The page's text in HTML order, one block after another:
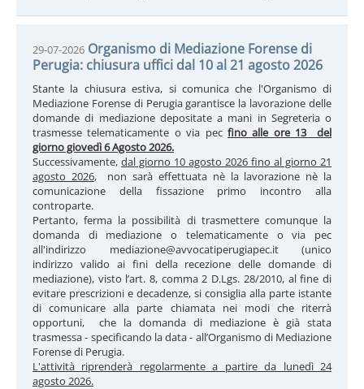
29-07-2026 Organismo di Mediazione Forense di
Perugia: chiusura uffici dal 10 al 21 agosto 2026
Stante la chiusura estiva, si comunica che l'Organismo di
Mediazione Forense di Perugia garantisce la lavorazione delle
domande di mediazione depositate a mani in Segreteria o
trasmesse telematicamente o via pec fino alle ore 13 del
giorno giovedì 6 Agosto 2026.
Successivamente, dal giorno 10 agosto 2026 fino al giorno 21
agosto 2026, non sarà effettuata nè la lavorazione nè la
comunicazione della fissazione primo incontro alla
controparte.
Pertanto, ferma la possibilità di trasmettere comunque la
domanda di mediazione o telematicamente o via pec
all'indirizzo mediazione@avvocatiperugiapec.it (unico
indirizzo valido ai fini della recezione delle domande di
mediazione), visto l’art. 8, comma 2 D.Lgs. 28/2010, al fine di
evitare prescrizioni e decadenze, si consiglia alla parte istante
di comunicare alla parte chiamata nei modi che riterrà
opportuni, che la domanda di mediazione è già stata
trasmessa - specificando la data - all’Organismo di Mediazione
Forense di Perugia.
L'attività riprenderà regolarmente a partire da lunedì 24
agosto 2026.